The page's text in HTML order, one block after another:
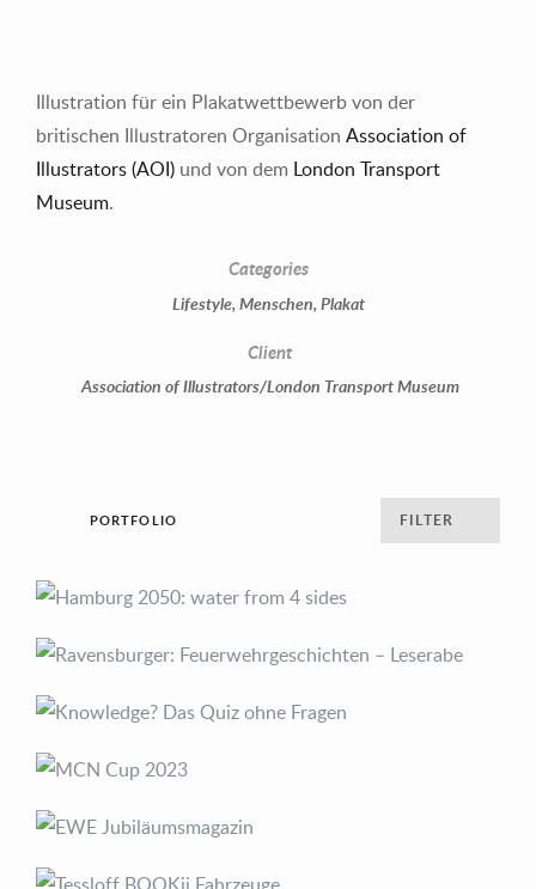
Illustration für ein Plakatwettbewerb von der
britischen Illustratoren Organisation Association of
Illustrators (AOI) und von dem London Transport
Museum.
Categories
Lifestyle,Menschen,Plakat
Client
Association of Illustrators/London Transport Museum
PORTFOLIO FILTER